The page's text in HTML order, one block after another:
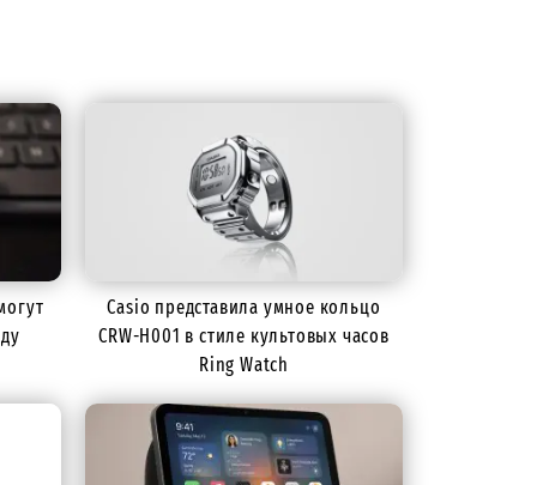
Casio представила умное кольцо
CRW-H001 в стиле культовых часов
Ring Watch